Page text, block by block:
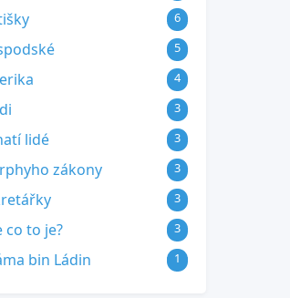
6
5
4
3
lidé 3
zákony 3
3
co to je? 3
bin Ládin 1